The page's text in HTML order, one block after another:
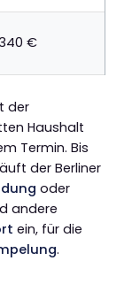
€
der
Haushalt
Termin. Bis
der Berliner
oder
andere
ein, für die
.